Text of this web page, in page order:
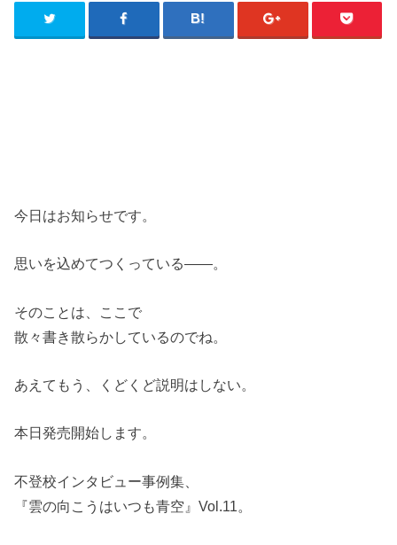
今日はお知らせです。
思いを込めてつくっている――。
そのことは、ここで
散々書き散らかしているのでね。
あえてもう、くどくど説明はしない。
本日発売開始します。
不登校インタビュー事例集、
『雲の向こうはいつも青空』Vol.11。